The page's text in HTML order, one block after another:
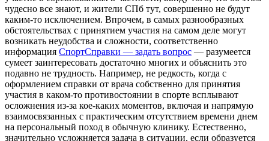
чудесно все знают, и жители СПб тут, совершенно не будут
каким-то исключением. Впрочем, в самых разнообразных
обстоятельствах с принятием участия на самом деле могут
возникать неудобства и сложности, соответственно
информация СпортСправки — задать вопрос — разумеется
сумеет заинтересовать достаточно многих и объяснить это
подавно не трудность. Например, не редкость, когда с
оформлением справки от врача собственно для принятия
участия в каком-то противостоянии в спорте всплывают
осложнения из-за кое-каких моментов, включая и напрямую
взаимосвязанных с практическим отсутствием времени днем
на персональный поход в обычную клинику. Естественно,
значительно усложняется задача в ситуации, если образуется